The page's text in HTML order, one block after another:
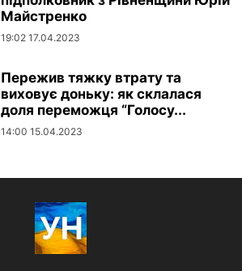
Майстренко
19:02 17.04.2023
Пережив тяжку втрату та
виховує доньку: як склалася
доля переможця “Голосу...
14:00 15.04.2023